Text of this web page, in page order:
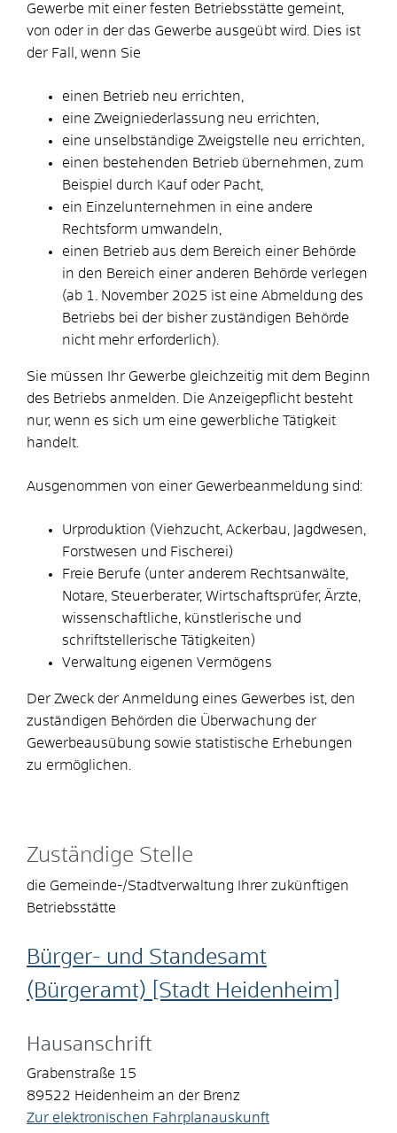
Gewerbe mit einer festen Betriebsstätte gemeint,
von oder in der das Gewerbe ausgeübt wird. Dies ist
der Fall, wenn Sie
einen Betrieb neu errichten,
eine Zweigniederlassung neu errichten,
eine unselbständige Zweigstelle neu errichten,
einen bestehenden Betrieb übernehmen, zum
Beispiel durch Kauf oder Pacht,
ein Einzelunternehmen in eine andere
Rechtsform umwandeln,
einen Betrieb aus dem Bereich einer Behörde
in den Bereich einer anderen Behörde verlegen
(ab 1. November 2025 ist eine Abmeldung des
Betriebs bei der bisher zuständigen Behörde
nicht mehr erforderlich).
Sie müssen Ihr Gewerbe gleichzeitig mit dem Beginn
des Betriebs anmelden.
Die Anzeigepflicht besteht
nur, wenn es sich um eine gewerbliche Tätigkeit
handelt.
Ausgenommen von einer Gewerbeanmeldung sind:
Urproduktion (Viehzucht, Ackerbau, Jagdwesen,
Forstwesen und Fischerei)
Freie Berufe (unter anderem Rechtsanwälte,
Notare, Steuerberater, Wirtschaftsprüfer, Ärzte,
wissenschaftliche, künstlerische und
schriftstellerische Tätigkeiten)
Verwaltung eigenen Vermögens
Der Zweck der Anmeldung eines Gewerbes ist, den
zuständigen Behörden die Überwachung der
Gewerbeausübung sowie statistische Erhebungen
zu ermöglichen.
Zuständige Stelle
die Gemeinde-/Stadtverwaltung Ihrer zukünftigen
Betriebsstätte
Bürger- und Standesamt
(Bürgeramt) [Stadt Heidenheim]
Hausanschrift
Grabenstraße 15
89522 Heidenheim an der Brenz
Zur elektronischen Fahrplanauskunft